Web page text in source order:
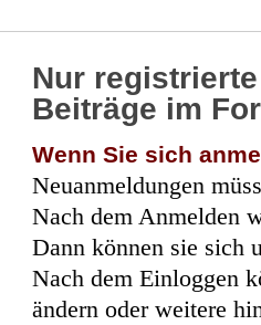
Nur
Beiträge im
Wenn Sie sich
Neuanmeldungen
Nach dem Anmelden
Dann können sie sich
Nach dem Einloggen
ändern oder weitere